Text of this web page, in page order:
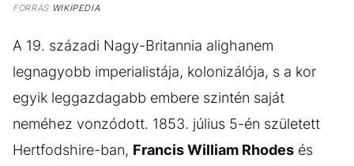
FORRÁSWIKIPEDIA
A 19. századi Nagy-Britannia alighanem
legnagyobb imperialistája, kolonizálója, s a kor
egyik leggazdagabb embere szintén saját
neméhez vonzódott. 1853. július 5-én született
Hertfodshire-ban, Francis William Rhodes és